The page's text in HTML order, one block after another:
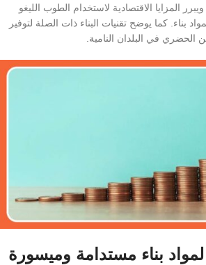
المزايا الاقتصادية لاستخدام الطوب اللیغو
بناء. كما يوضح تقنيات البناء ذات الصلة لتوفير
الحضري في البلدان النامية.
لمواد بناء مستدامة وميسورة